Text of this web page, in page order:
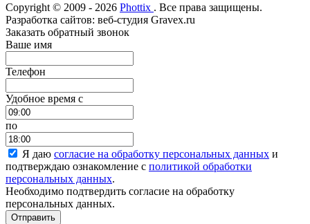
Copyright © 2009 - 2026 Phottix . Все права защищены.
Разработка сайтов: веб-студия Gravex.ru
Заказать обратный звонок
Ваше имя
Телефон
Удобное время c
по
Я даю согласие на обработку персональных данных и
подтверждаю ознакомление с политикой обработки
персональных данных.
Необходимо подтвердить согласие на обработку
персональных данных.
Отправить